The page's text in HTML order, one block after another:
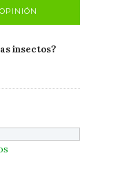
insectos?